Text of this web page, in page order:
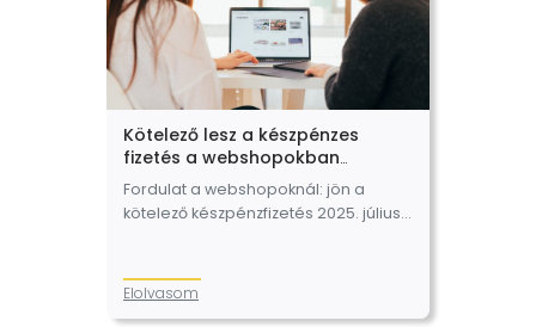
Kötelező lesz a készpénzes
fizetés a webshopokban
2025.07.01. napjától
Fordulat a webshopoknál: jön a
kötelező készpénzfizetés 2025. július 1.
törvény (továbbiakban: Fgytv.)
Elolvasom